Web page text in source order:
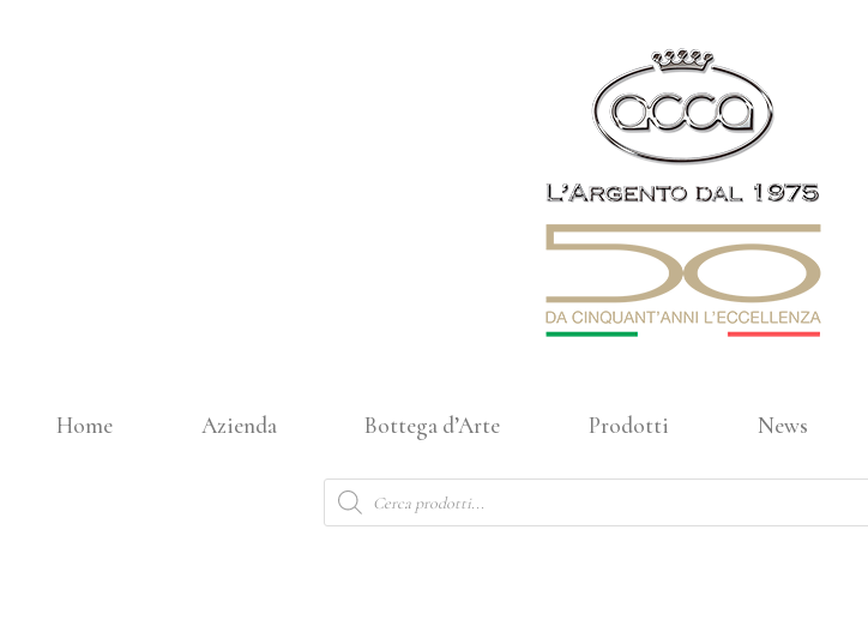
Home Azienda Bottega d’Arte Prodotti News
Products
search